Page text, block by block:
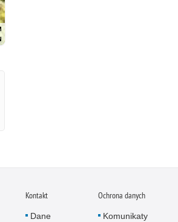
Kontakt
Dane
Ochrona danych
Komunikaty